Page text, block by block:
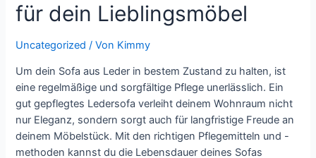
für dein Lieblingsmöbel
Uncategorized / Von Kimmy
Um dein Sofa aus Leder in bestem Zustand zu halten, ist
eine regelmäßige und sorgfältige Pflege unerlässlich. Ein
gut gepflegtes Ledersofa verleiht deinem Wohnraum nicht
nur Eleganz, sondern sorgt auch für langfristige Freude an
deinem Möbelstück. Mit den richtigen Pflegemitteln und -
methoden kannst du die Lebensdauer deines Sofas